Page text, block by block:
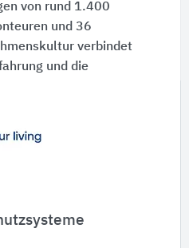
von rund 1.400
und 36
verbindet
und die